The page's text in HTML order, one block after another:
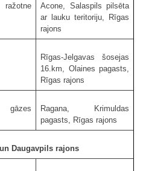
Acone, Salaspils pilsēta
ar lauku teritoriju, Rīgas
rajons
Rīgas-Jelgavas šosejas
16.km, Olaines pagasts,
Rīgas rajons
gāzes
Ragana, Krimuldas
pagasts, Rīgas rajons
Daugavpils rajons